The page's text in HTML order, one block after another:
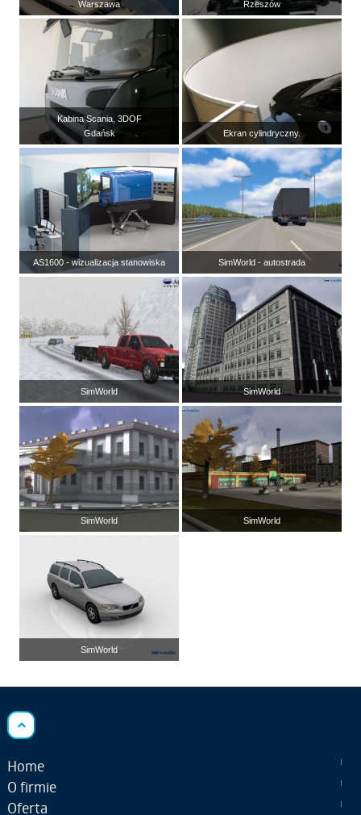
Warszawa
Rzeszów
Kabina Scania, 3DOF
Gdańsk
Ekran cylindryczny.
AS1600 - wizualizacja stanowiska SimWorld - autostrada
SimWorld SimWorld
SimWorld SimWorld
SimWorld
Home
O firmie
Oferta